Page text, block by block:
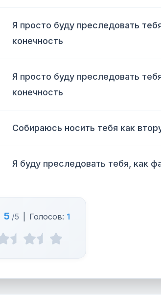
Я просто буду преследовать
конечность
Я просто буду преследовать
конечность
Собираюсь носить тебя как
Я буду преследовать тебя, как
5 /5 Голосов: 1